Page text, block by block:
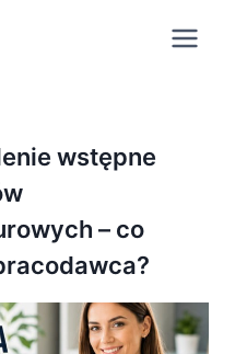
wstępne
– co